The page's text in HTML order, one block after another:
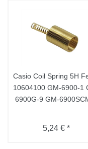
Casio Coil Spring 5H
10604100 GM-6900-1
6900G-9 GM-
5,24 € *